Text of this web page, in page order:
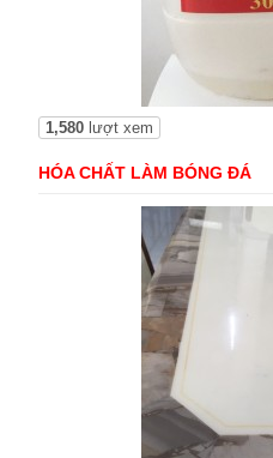
1,580lượt xem
HÓA CHẤT LÀM BÓNG ĐÁ